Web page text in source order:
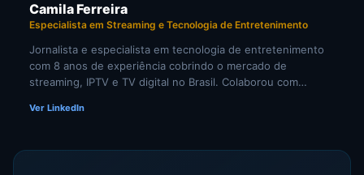
Camila Ferreira
Especialista em Streaming e Tecnologia de Entretenimento
Jornalista e especialista em tecnologia de entretenimento
com 8 anos de experiência cobrindo o mercado de
streaming, IPTV e TV digital no Brasil. Colaborou com
especializados em cultura digital. Pesquisadora
comportamento do consumidor de mídia digital.
Ver LinkedIn